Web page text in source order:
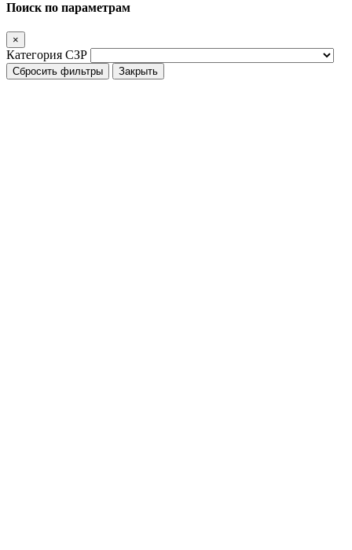
Поиск по параметрам
×
Категория СЗР
Сбросить фильтры Закрыть